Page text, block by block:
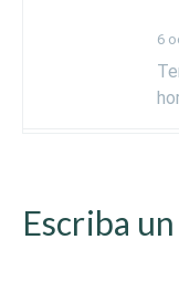
6
Escriba